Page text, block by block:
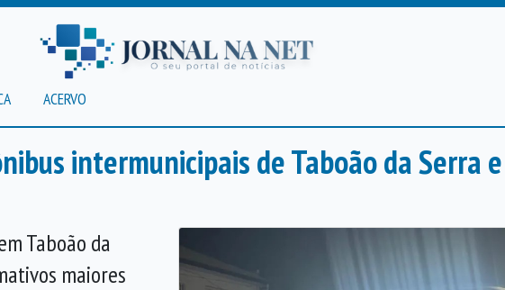
ACERVO
intermunicipais de Taboão da Serra
Taboão da
maiores